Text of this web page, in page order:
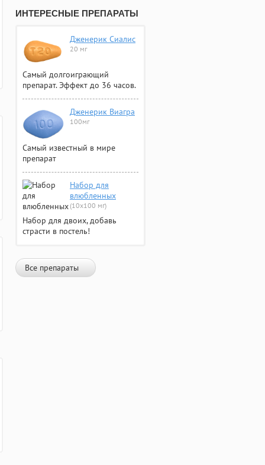
ИНТЕРЕСНЫЕ ПРЕПАРАТЫ
Дженерик Сиалис
20 мг
Самый долгоиграющий
препарат. Эффект до 36 часов.
Дженерик Виагра
100мг
Самый известный в мире
препарат
Набор для
влюбленных
(10х100 мг)
Набор для двоих, добавь
страсти в постель!
Все препараты